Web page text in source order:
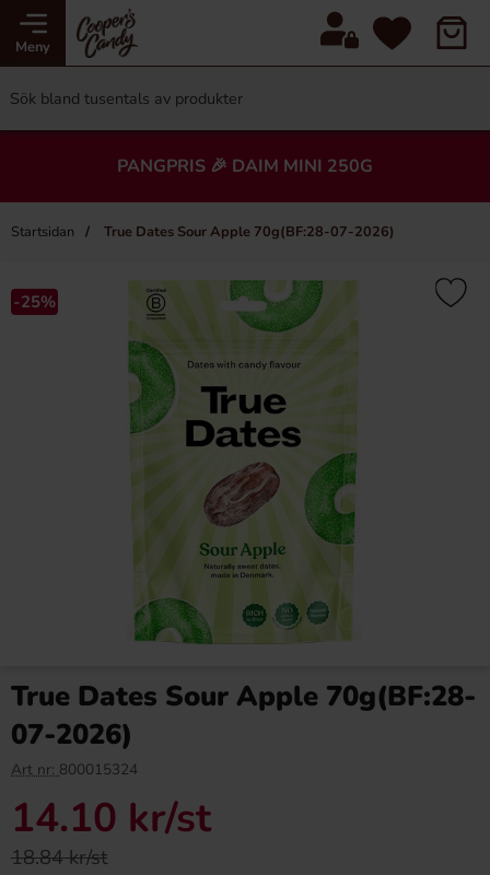
Meny
PANGPRIS 🎉 DAIM MINI 250G
Startsidan True Dates Sour Apple 70g(BF:28-07-2026)
-25%
True Dates Sour Apple 70g(BF:28-
07-2026)
Art nr: 800015324
14.10 kr/st
18.84 kr/st